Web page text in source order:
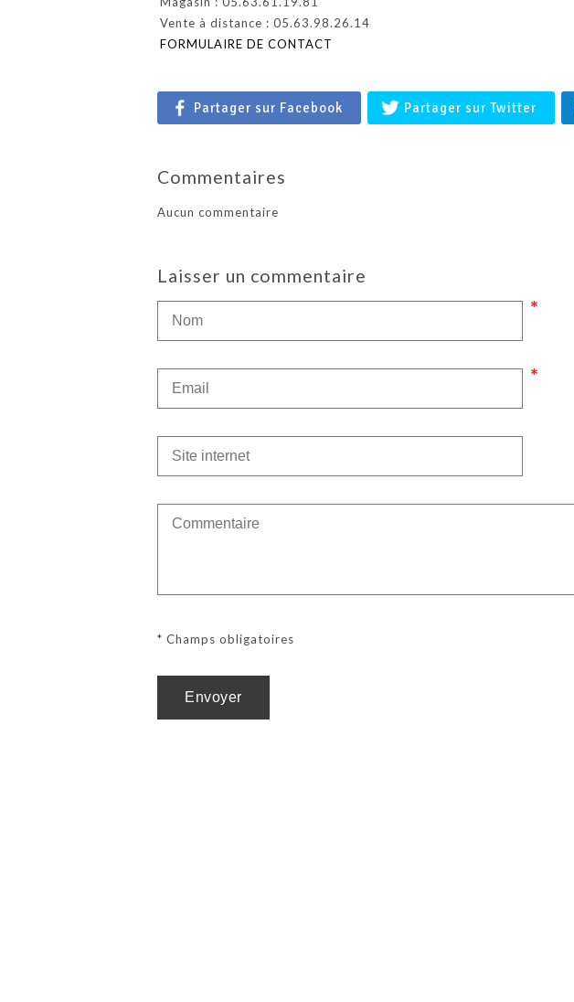
Vente à distance : 05.63.98.26.14
FORMULAIRE DE CONTACT
Partager sur Facebook Partager sur Twitter
Commentaires
Aucun commentaire
Laisser un commentaire
* Champs obligatoires